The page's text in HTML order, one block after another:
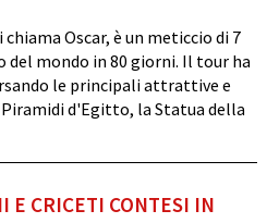
chiama Oscar, è un meticcio di 7
del mondo in 80 giorni. Il tour ha
le principali attrattive e
d'Egitto, la Statua della
E CRICETI CONTESI IN